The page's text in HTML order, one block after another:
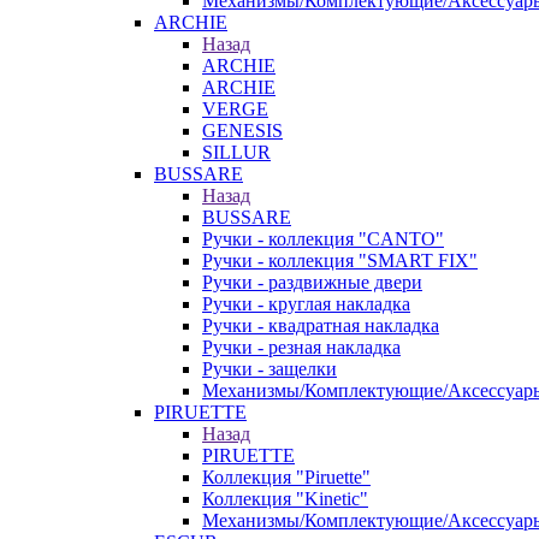
ARCHIE
Назад
ARCHIE
ARCHIE
VERGE
GENESIS
SILLUR
BUSSARE
Назад
BUSSARE
Ручки - коллекция "CANTO"
Ручки - коллекция "SMART FIX"
Ручки - раздвижные двери
Ручки - круглая накладка
Ручки - квадратная накладка
Ручки - резная накладка
Ручки - защелки
Механизмы/Комплектующие/
PIRUETTE
Назад
PIRUETTE
Коллекция "Piruette"
Коллекция "Kinetic"
Механизмы/Комплектующие/